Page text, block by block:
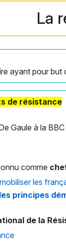
La
ayant pour but
de résistance
Gaule à la
comme
les
les principes
de la